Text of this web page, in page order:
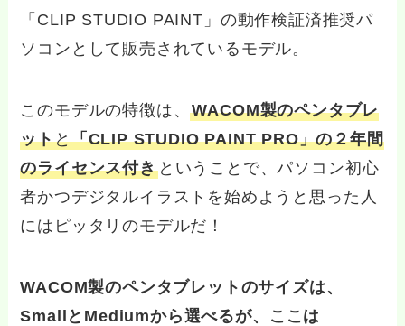
「CLIP STUDIO PAINT」の動作検証済推奨パ
ソコンとして販売されているモデル。
このモデルの特徴は、WACOM製のペンタブレ
ットと「CLIP STUDIO PAINT PRO」の２年間
のライセンス付きということで、パソコン初心
者かつデジタルイラストを始めようと思った人
にはピッタリのモデルだ！
WACOM製のペンタブレットのサイズは、
SmallとMediumから選べるが、ここは